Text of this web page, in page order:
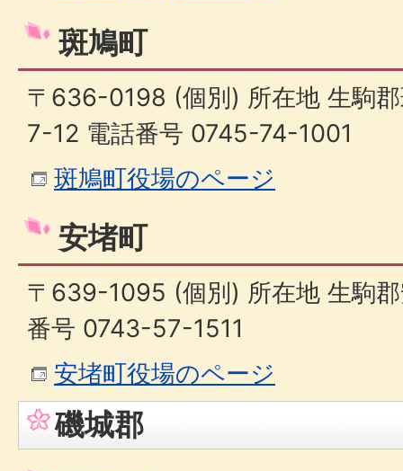
斑鳩町
〒636-0198 (個別) 所在地 生駒
7-12 電話番号 0745-74-1001
斑鳩町役場のページ
安堵町
〒639-1095 (個別) 所在地 生駒
番号 0743-57-1511
安堵町役場のページ
磯城郡